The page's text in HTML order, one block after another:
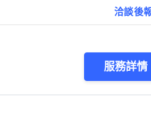
洽談後
服務詳情